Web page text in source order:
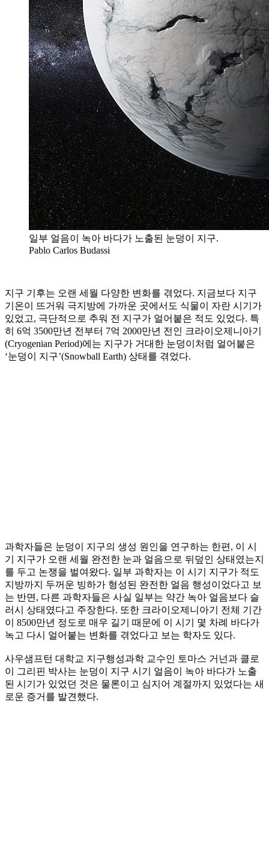
일부 얼음이 녹아 바다가 노출된 눈덩이 지구.
Pablo Carlos Budassi
지구 기후는 오랜 세월 다양한 변화를 겪었다. 지금보다 지구
기온이 뜨거워 극지방에 가까운 곳에서도 식물이 자란 시기가
있었고, 극단적으로 추워 전 지구가 얼어붙은 적도 있었다. 특
히 6억 3500만년 전부터 7억 2000만년 전인 크라이오제니아기
(Cryogenian Period)에는 지구가 거대한 눈덩이처럼 얼어붙은
‘눈덩이 지구’(Snowball Earth) 상태를 겪었다.
과학자들은 눈덩이 지구의 생성 원인을 연구하는 한편, 이 시
기 지구가 오랜 세월 완전한 눈과 얼음으로 뒤덮인 상태였는지
를 두고 논쟁을 벌여왔다. 일부 과학자는 이 시기 지구가 적도
지방까지 두꺼운 빙하가 형성된 완전한 얼음 행성이었다고 보
는 반면, 다른 과학자들은 사실 일부는 약간 녹아 얼음보다 슬
러시 상태였다고 주장한다. 또한 크라이오제니아기 전체 기간
이 8500만년 정도로 매우 길기 때문에 이 시기 몇 차례 바다가
녹고 다시 얼어붙는 변화를 겪었다고 보는 학자도 있다.
사우샘프턴 대학교 지구행성과학 교수인 토마스 거넌과 클로
이 그리핀 박사는 눈덩이 지구 시기 얼음이 녹아 바다가 노출
된 시기가 있었던 것은 물론이고 심지어 계절까지 있었다는 새
로운 증거를 발견했다.